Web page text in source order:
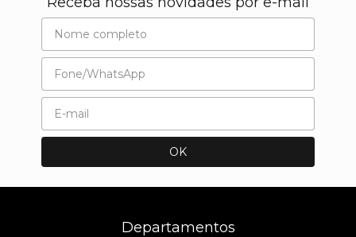
Departamentos